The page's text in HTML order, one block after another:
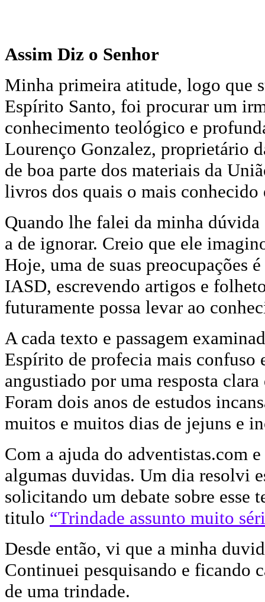
Assim Diz o Senhor
Minha primeira atitude, logo que
Espírito Santo, foi procurar um
conhecimento teológico e
Lourenço Gonzalez, proprietário
de boa parte dos materiais da
livros dos quais o mais
Quando lhe falei da minha
a de ignorar. Creio que ele
Hoje, uma de suas preocupações
IASD, escrevendo artigos e
futuramente possa levar ao
A cada texto e passagem
Espírito de profecia mais confuso
angustiado por uma resposta
Foram dois anos de estudos
muitos e muitos dias de jejuns e
Com a ajuda do adventistas.com
algumas duvidas. Um dia resolvi
solicitando um debate sobre esse
titulo “Trindade assunto muito
Desde então, vi que a minha
Continuei pesquisando e ficando
de uma trindade.